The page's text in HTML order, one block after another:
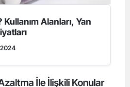
Alanları, Yan
İle İlişkili Konular